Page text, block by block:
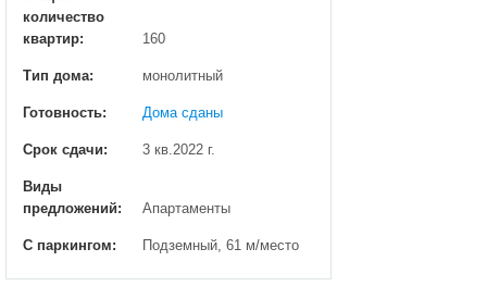
количество
квартир:
160
Тип дома: монолитный
Готовность: Дома сданы
Срок сдачи: 3 кв.2022 г.
Виды
предложений:
Апартаменты
С паркингом: Подземный, 61 м/место